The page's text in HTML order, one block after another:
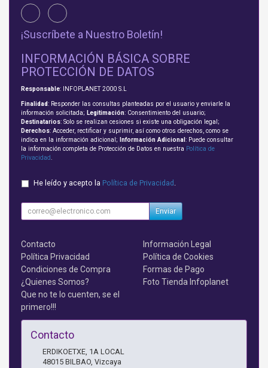
¡Suscríbete a Nuestro Boletín!
INFORMACIÓN BÁSICA SOBRE
PROTECCIÓN DE DATOS
Responsable: INFOPLANET 2000 S.L
Finalidad: Responder las consultas planteadas por el usuario y enviarle la
información solicitada; Legitimación: Consentimiento del usuario;
Destinatarios: Solo se realizan cesiones si existe una obligación legal;
Derechos: Acceder, rectificar y suprimir, así como otros derechos, como se
indica en la información adicional;
Información Adicional : Puede consultar
la información completa de Protección de Datos en nuestra Política de
Privacidad
He leído y acepto la Política de Privacidad
Enviar
Contacto
Información Legal
Política Privacidad
Política de Cookies
Condiciones de Compra
Formas de Pago
¿Quienes Somos?
Foto Tienda Infoplanet
Que no te lo cuenten, se el
primero!!!
Contacto
ERDIKOETXE, 1A LOCAL
48015 BILBAO Vizcaya